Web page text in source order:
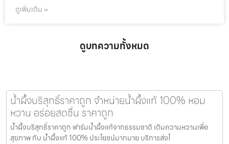
ดูเพิ่มเติม »
ดูบทความทั้งหมด
น้ำผึ้งบริสุทธิ์ราคาถูก จำหน่ายน้ำผึ้งแท้ 100% หอม
หวาน อร่อยสดชื่น ราคาถูก
น้ำผึ้งบริสุทธิ์ราคาถูก ฟาร์มน้ำผึ้งแท้จากธรรมชาติ เติมความหวานเพื่อ
สุขภาพ กับ น้ำผึ้งแท้ 100% ประโยชน์มากมาย บริการส่งไ